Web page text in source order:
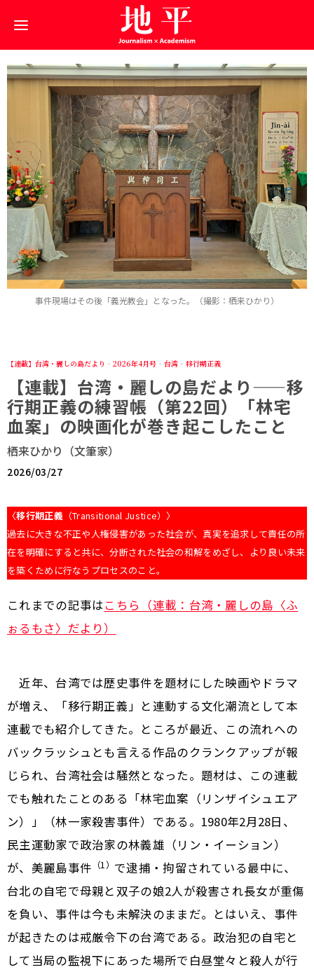
事件現場はその後「義光教会」となった。（撮影：栖来ひかり）
【連載】台湾・麗しの島だより · 2026年4月号 · 台湾 · 移行期正義
【連載】台湾・麗しの島だより——移
行期正義の練習帳（第22回）「林宅
血案」の映画化が巻き起こしたこと
栖来ひかり（文筆家）
2026/03/27
〈移行期正義（Transitional Justice）〉
過去に大きな不正や人権侵害があった社会が、真実を追求して責任の所
在を明確にすると共に、分断された社会の和解をめざし、より良い未来
を築くために行なうプロセスのこと。
これまでの記事はこちら（連載：台湾・麗しの島〈ふ
ぉるもさ〉だより）
近年、台湾では歴史事件を題材にした映画やドラマ
が増え、「移行期正義」と連動する文化潮流として本
連載でも紹介してきた。ところが最近、この流れへの
バックラッシュとも言える作品のクランクアップが報
じられ、台湾社会は騒然となった。題材は、この連載
でも触れたことのある「林宅血案（リンザイシュエア
ン）」（林一家殺害事件）である。1980年2月28日、
民主運動家で政治家の林義雄（リン・イーション）
が、美麗島事件 （1） で逮捕・拘留されている最中に、
台北の自宅で母親と双子の娘2人が殺害され長女が重傷
を負い、事件は今も未解決のままだ。とはいえ、事件
が起きたのは戒厳令下の台湾である。政治犯の自宅と
して当局の監視下にあった場所で白昼堂々と殺人が行